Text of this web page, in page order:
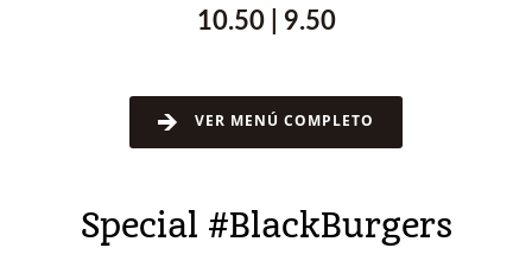
10.50 | 9.50
VER MENÚ COMPLETO
Special #BlackBurgers